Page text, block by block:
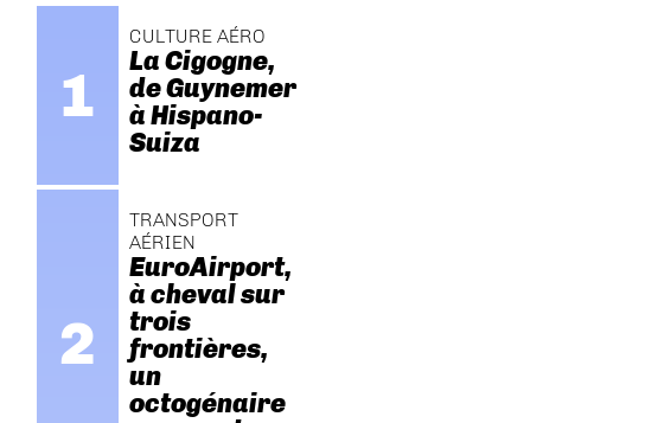
CULTURE AÉRO
La Cigogne,
de Guynemer
à Hispano-
Suiza
TRANSPORT
AÉRIEN
EuroAirport,
à cheval sur
trois
frontières,
un
octogénaire